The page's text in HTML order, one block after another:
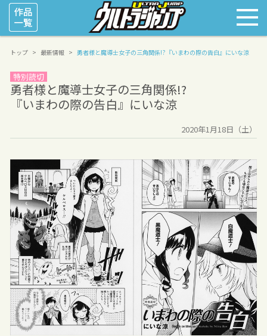
トップ 最新情報 勇者様と魔導士女子の三角関係!? 『いまわの際の告白』にいな涼
特別読切
勇者様と魔導士女子の三角関係!?
『いまわの際の告白』にいな涼
2020年1月18日（土）